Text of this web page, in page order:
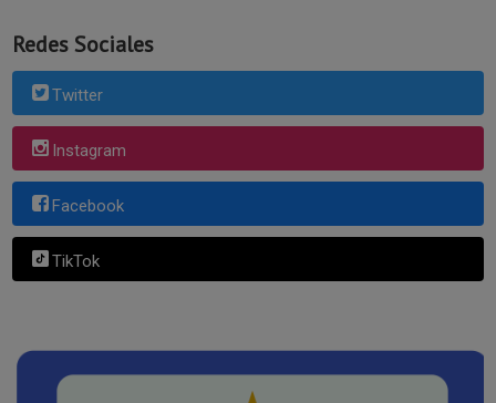
Redes Sociales
Twitter
Instagram
Facebook
TikTok